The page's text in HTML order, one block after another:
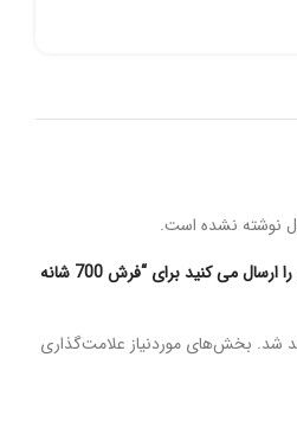
نوشته نشده است.
اولین نفری باشید که دیدگاهی را ارسال می کنید برای “فرش 700 شانه
شد. بخش‌های موردنیاز علامت‌گذاری